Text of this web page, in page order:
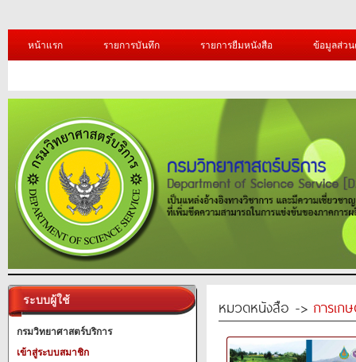
หน้าแรก รายการบันทึก รายการยืมหนังสือ ข้อมูลส่ว
ระบบผู้ใช้
กรมวิทยาศาสตร์บริการ
เข้าสู่ระบบสมาชิก
หมวดหนังสือ -> การเก